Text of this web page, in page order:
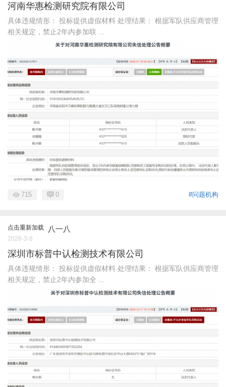
河南华惠检测研究院有限公司
具体违规情形： 投标提供虚假材料 处理结果： 根据军队供应商管理
相关规定，禁止2年内参加联 ...
#问题机构
715 0
点击重新加载 八一八
2026-3-8
深圳市标普中认检测技术有限公司
具体违规情形： 投标提供虚假材料 处理结果： 根据军队供应商管理
相关规定，禁止2年内参加全 ...